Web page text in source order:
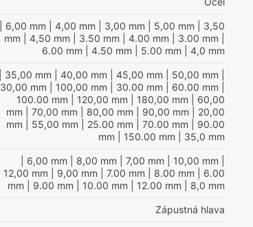
| 6,00 mm | 4,00 mm | 3,00 mm | 5,00 mm | 3,50
mm | 4,50 mm | 3.50 mm | 4.00 mm | 3.00 mm
6.00 mm | 4.50 mm | 5.00 mm | 4,0 mm
| 35,00 mm | 40,00 mm | 45,00 mm | 50,00 mm
30,00 mm | 100,00 mm | 30.00 mm | 60.00 mm
100.00 mm | 120,00 mm | 180,00 mm | 60,00
mm | 70,00 mm | 80,00 mm | 90,00 mm | 20,00
mm | 55,00 mm | 25.00 mm | 70.00 mm | 90.00
mm | 150.00 mm | 35,0 mm
| 6,00 mm | 8,00 mm | 7,00 mm | 10,00 mm
12,00 mm | 9,00 mm | 7.00 mm | 8.00 mm | 6.00
mm | 9.00 mm | 10.00 mm | 12.00 mm | 8,0 mm
Zápustná hlava